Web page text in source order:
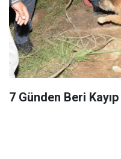
7 Günden Beri